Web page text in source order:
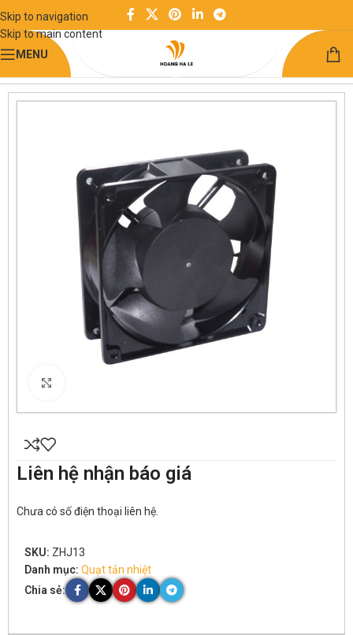
Skip to navigation
Skip to main content
MENU
Trang chủ
Điện và điều khiển Quạt tản nhiệt
Liên hệ nhận báo giá
Chưa có số điện thoại liên hệ.
SKU: ZHJ13
Danh mục: Quạt tản nhiệt
Chia sẻ: